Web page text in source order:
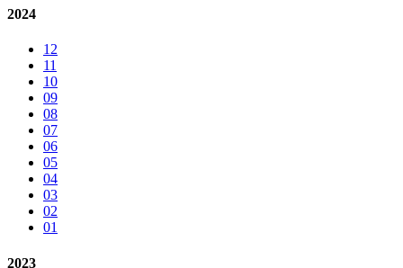
2024
12
11
10
09
08
07
06
05
04
03
02
01
2023